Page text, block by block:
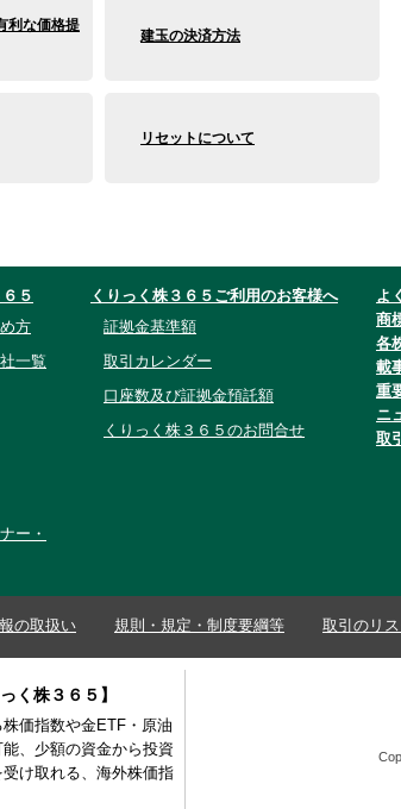
利な価格提
建玉の決済方法
リセットについて
５
方
一覧
ー・
くりっく株３６５ご利用のお客様へ
証拠金基準額
取引カレンダー
口座数及び証拠金預託額
くりっく株３６５のお問合せ
よ
商
各
載
重
ニ
取
の取扱い 規則・規定・制度要綱等 取引のリ
く株３６５】
価指数や金ETF・原油
、少額の資金から投資
け取れる、海外株価指